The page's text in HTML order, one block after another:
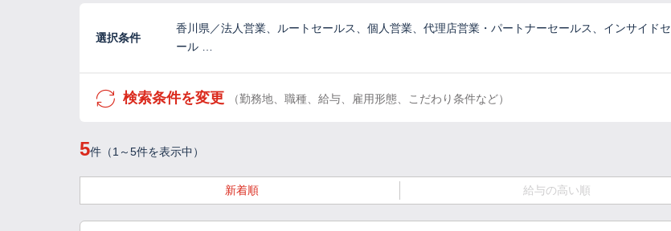
選択条件
香川県／法人営業、ルートセールス、個人営業、代理店営業・パートナーセールス、インサイドセ
ール …
検索条件を変更 （勤務地、職種、給与、雇用形態、こだわり条件など）
5件（1～5件を表示中）
新着順 給与の高い順